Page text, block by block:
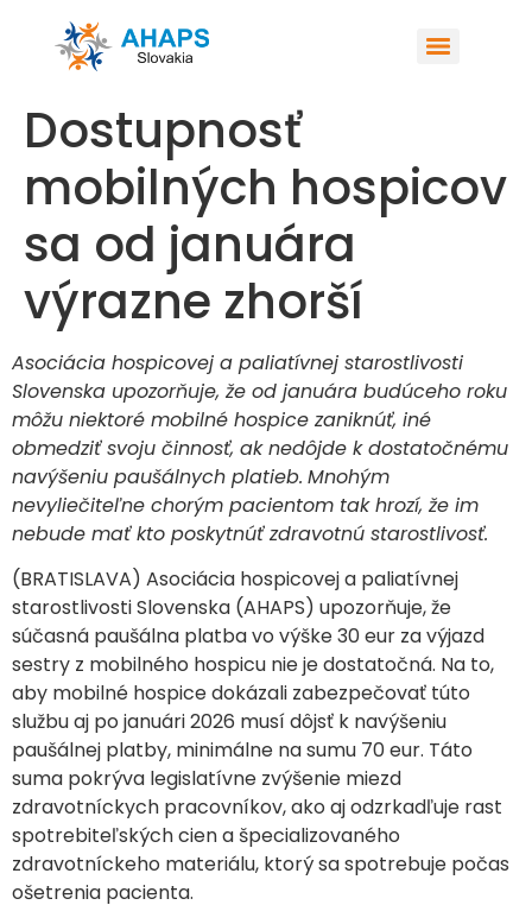
Dostupnosť
mobilných hospicov
sa od januára
výrazne zhorší
Asociácia hospicovej a paliatívnej starostlivosti
Slovenska upozorňuje, že od januára budúceho roku
môžu niektoré mobilné hospice zaniknúť, iné
obmedziť svoju činnosť, ak nedôjde k dostatočnému
navýšeniu paušálnych platieb. Mnohým
nevyliečiteľne chorým pacientom tak hrozí, že im
nebude mať kto poskytnúť zdravotnú starostlivosť.
(BRATISLAVA) Asociácia hospicovej a paliatívnej
starostlivosti Slovenska (AHAPS) upozorňuje, že
súčasná paušálna platba vo výške 30 eur za výjazd
sestry z mobilného hospicu nie je dostatočná. Na to,
aby mobilné hospice dokázali zabezpečovať túto
službu aj po januári 2026 musí dôjsť k navýšeniu
paušálnej platby, minimálne na sumu 70 eur. Táto
suma pokrýva legislatívne zvýšenie miezd
zdravotníckych pracovníkov, ako aj odzrkadľuje rast
spotrebiteľských cien a špecializovaného
zdravotníckeho materiálu, ktorý sa spotrebuje počas
ošetrenia pacienta.